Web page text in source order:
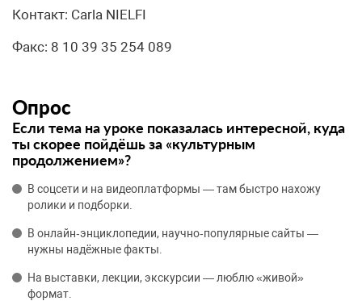
Контакт: Carla NIELFI
Факс: 8 10 39 35 254 089
Опрос
Если тема на уроке показалась интересной, куда
ты скорее пойдёшь за «культурным
продолжением»?
В соцсети и на видеоплатформы — там быстро нахожу
ролики и подборки.
В онлайн‑энциклопедии, научно‑популярные сайты —
нужны надёжные факты.
На выставки, лекции, экскурсии — люблю «живой»
формат.